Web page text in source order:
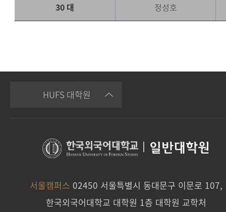
30 대 정성호
HUFS 대학원
일반대학원
서울캠퍼스 02450 서울특별시 동대문구 이문로 107,
한국외국어대학교 대학원 1층 대학원 교학처